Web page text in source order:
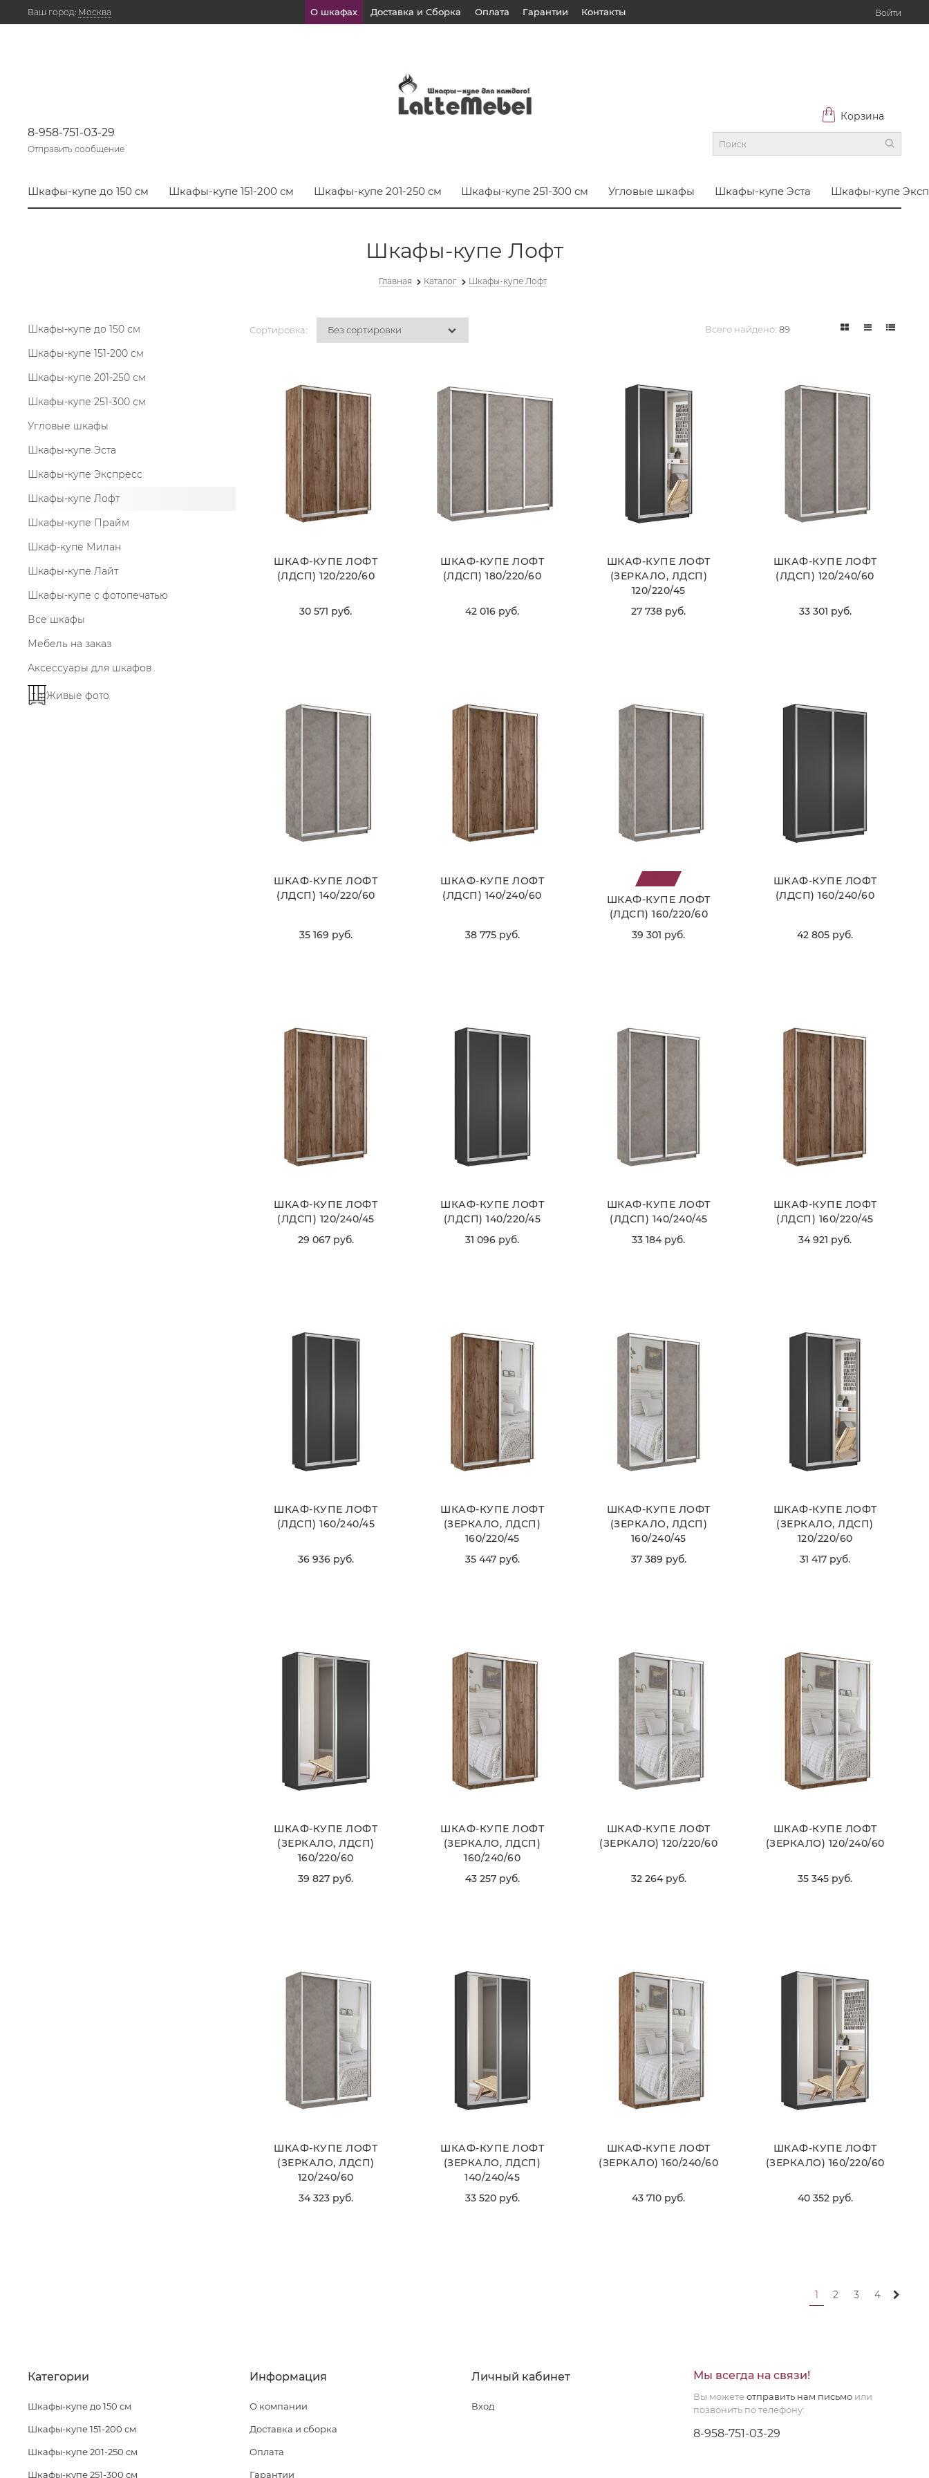
Ваш город: Москва О шкафах Доставка и Сборка Оплата Гарантии Контакты Войти
8-958-751-03-29
Отправить сообщение
Корзина
Шкафы-купе до 150 см Шкафы-купе 151-200 см Шкафы-купе 201-250 см Шкафы-купе 251-300 см Угловые шкафы Шкафы-купе Эста Шкафы-купе
Шкафы-купе Лофт
Главная Каталог Шкафы-купе Лофт
Шкафы-купе до 150 см
Шкафы-купе 151-200 см
Шкафы-купе 201-250 см
Шкафы-купе 251-300 см
Угловые шкафы
Шкафы-купе Эста
Шкафы-купе Экспресс
Шкафы-купе Лофт
Шкафы-купе Прайм
Шкаф-купе Милан
Шкафы-купе Лайт
Шкафы-купе с фотопечатью
Все шкафы
Мебель на заказ
Аксессуары для шкафов
Живые фото
Сортировка: Всего найдено: 89
ШКАФ-КУПЕ ЛОФТ
(ЛДСП) 120/220/60
30 571 руб.
ШКАФ-КУПЕ ЛОФТ
(ЛДСП) 180/220/60
42 016 руб.
ШКАФ-КУПЕ ЛОФТ
(ЗЕРКАЛО, ЛДСП)
120/220/45
27 738 руб.
ШКАФ-КУПЕ ЛОФТ
(ЛДСП) 120/240/60
33 301 руб.
ШКАФ-КУПЕ ЛОФТ
(ЛДСП) 140/220/60
35 169 руб.
ШКАФ-КУПЕ ЛОФТ
(ЛДСП) 140/240/60
38 775 руб.
ШКАФ-КУПЕ ЛОФТ
(ЛДСП) 160/220/60
39 301 руб.
ШКАФ-КУПЕ ЛОФТ
(ЛДСП) 160/240/60
42 805 руб.
ШКАФ-КУПЕ ЛОФТ
(ЛДСП) 120/240/45
29 067 руб.
ШКАФ-КУПЕ ЛОФТ
(ЛДСП) 140/220/45
31 096 руб.
ШКАФ-КУПЕ ЛОФТ
(ЛДСП) 140/240/45
33 184 руб.
ШКАФ-КУПЕ ЛОФТ
(ЛДСП) 160/220/45
34 921 руб.
ШКАФ-КУПЕ ЛОФТ
(ЛДСП) 160/240/45
36 936 руб.
ШКАФ-КУПЕ ЛОФТ
(ЗЕРКАЛО, ЛДСП)
160/220/45
35 447 руб.
ШКАФ-КУПЕ ЛОФТ
(ЗЕРКАЛО, ЛДСП)
160/240/45
37 389 руб.
ШКАФ-КУПЕ ЛОФТ
(ЗЕРКАЛО, ЛДСП)
120/220/60
31 417 руб.
ШКАФ-КУПЕ ЛОФТ
(ЗЕРКАЛО, ЛДСП)
160/220/60
39 827 руб.
ШКАФ-КУПЕ ЛОФТ
(ЗЕРКАЛО, ЛДСП)
160/240/60
43 257 руб.
ШКАФ-КУПЕ ЛОФТ
(ЗЕРКАЛО) 120/220/60
32 264 руб.
ШКАФ-КУПЕ ЛОФТ
(ЗЕРКАЛО) 120/240/60
35 345 руб.
ШКАФ-КУПЕ ЛОФТ
(ЗЕРКАЛО, ЛДСП)
120/240/60
34 323 руб.
ШКАФ-КУПЕ ЛОФТ
(ЗЕРКАЛО, ЛДСП)
140/240/45
33 520 руб.
ШКАФ-КУПЕ ЛОФТ
(ЗЕРКАЛО) 160/240/60
43 710 руб.
ШКАФ-КУПЕ ЛОФТ
(ЗЕРКАЛО) 160/220/60
40 352 руб.
1 2 3 4
Категории
Шкафы-купе до 150 см
Шкафы-купе 151-200 см
Шкафы-купе 201-250 см
Шкафы-купе 251-300 см
Информация
О компании
Доставка и сборка
Оплата
Гарантии
Личный кабинет
Вход
Мы всегда на связи!
Вы можетеотправить нам письмо или
позвонить по телефону:
8-958-751-03-29